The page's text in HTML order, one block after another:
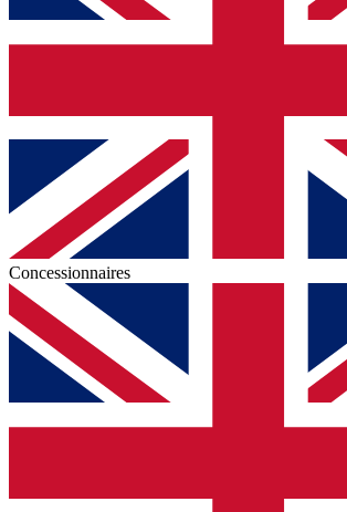
Concessionnaires